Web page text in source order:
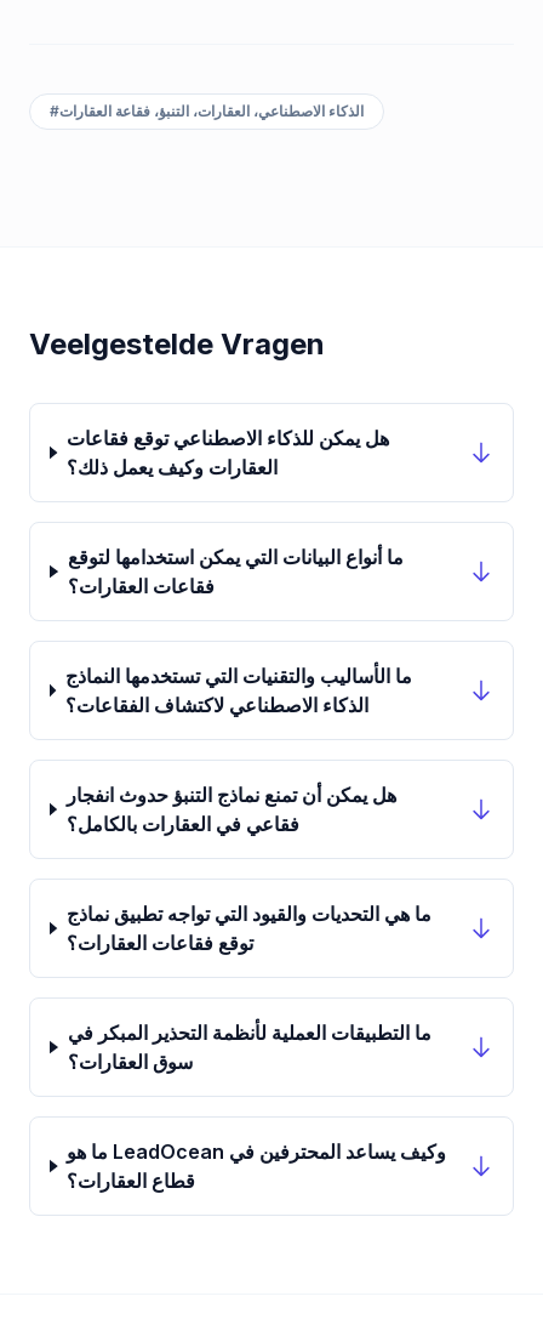
#الذكاء الاصطناعي، العقارات، التنبؤ، فقاعة العقارات
Veelgestelde Vragen
هل يمكن للذكاء الاصطناعي توقع فقاعات
العقارات وكيف يعمل ذلك؟
ما أنواع البيانات التي يمكن استخدامها لتوقع
فقاعات العقارات؟
ما الأساليب والتقنيات التي تستخدمها النماذج
الذكاء الاصطناعي لاكتشاف الفقاعات؟
هل يمكن أن تمنع نماذج التنبؤ حدوث انفجار
فقاعي في العقارات بالكامل؟
ما هي التحديات والقيود التي تواجه تطبيق نماذج
توقع فقاعات العقارات؟
ما التطبيقات العملية لأنظمة التحذير المبكر في
سوق العقارات؟
ما هو LeadOcean وكيف يساعد المحترفين في
قطاع العقارات؟